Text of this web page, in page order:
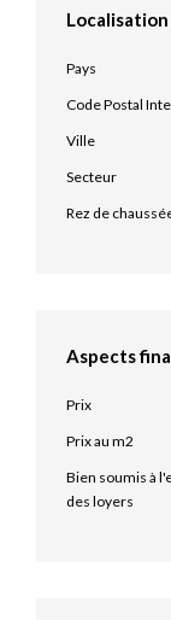
Localisation
Pays
Code Postal
Ville
Secteur
Rez de
Aspects
Prix
Prix au m2
Bien soumis à
des loyers